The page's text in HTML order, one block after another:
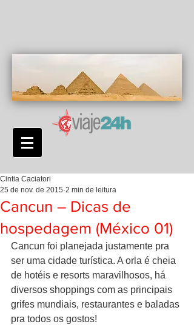
Cancun – Dicas de
hospedagem (México 01)
Cintia Caciatori
25 de nov. de 2015 2 min de leitura
Cancun foi planejada justamente pra
ser uma cidade turística. A orla é cheia
de hotéis e resorts maravilhosos, há
diversos shoppings com as principais
grifes mundiais, restaurantes e baladas
pra todos os gostos!